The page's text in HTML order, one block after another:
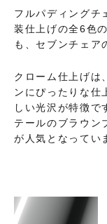
フルパディングチ
装仕上げの全6色
も、セブンチェア
クローム仕上げは
ンにぴったりな仕
しい光沢が特徴で
テールのブラウン
が人気となってい